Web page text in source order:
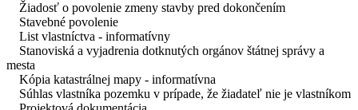
Žiadosť o povolenie zmeny stavby pred dokončením
Stavebné povolenie
List vlastníctva - informatívny
Stanoviská a vyjadrenia dotknutých orgánov štátnej správy a
mesta
Kópia katastrálnej mapy - informatívna
Súhlas vlastníka pozemku v prípade, že žiadateľ nie je vlastníkom